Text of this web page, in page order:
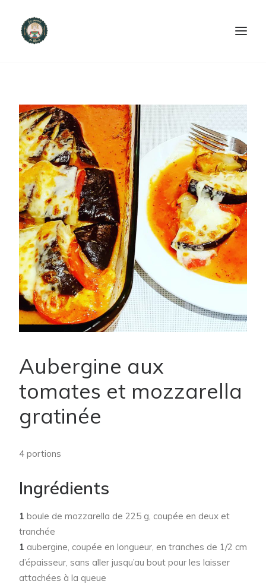
PRODUITS ET SERVICES
NOUS CONTACTER
RECETTES
FAQ
SEARCH
Aubergine aux
tomates et mozzarella
gratinée
4 portions
Ingrédients
1 boule de mozzarella de 225 g, coupée en deux et
tranchée
1 aubergine, coupée en longueur, en tranches de 1/2 cm
d’épaisseur, sans aller jusqu’au bout pour les laisser
attachées à la queue